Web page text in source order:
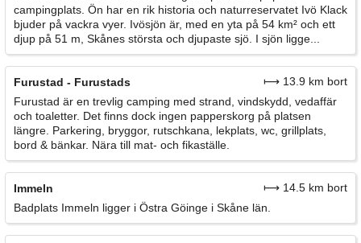
campingplats. Ön har en rik historia och naturreservatet Ivö Klack
bjuder på vackra vyer. Ivösjön är, med en yta på 54 km² och ett
djup på 51 m, Skånes största och djupaste sjö. I sjön ligge...
Furustad - Furustads
⟼ 13.9 km bort
Furustad är en trevlig camping med strand, vindskydd, vedaffär
och toaletter. Det finns dock ingen papperskorg på platsen
längre. Parkering, bryggor, rutschkana, lekplats, wc, grillplats,
bord & bänkar. Nära till mat- och fikaställe.
Immeln
⟼ 14.5 km bort
Badplats Immeln ligger i Östra Göinge i Skåne län.